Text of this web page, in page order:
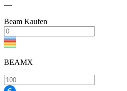
—
Beam Kaufen
BEAMX